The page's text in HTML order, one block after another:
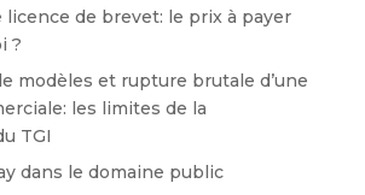
licence de brevet: le prix à payer
?
modèles et rupture brutale d’une
les limites de la
TGI
dans le domaine public